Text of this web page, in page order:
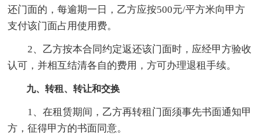
还门面的，每逾期一日，乙方应按500元/平方米向甲方
支付该门面占用使用费。
2、乙方按本合同约定返还该门面时，应经甲方验收
认可，并相互结清各自的费用，方可办理退租手续。
九、转租、转让和交换
1、在租赁期间，乙方再转租门面须事先书面通知甲
方，征得甲方的书面同意。